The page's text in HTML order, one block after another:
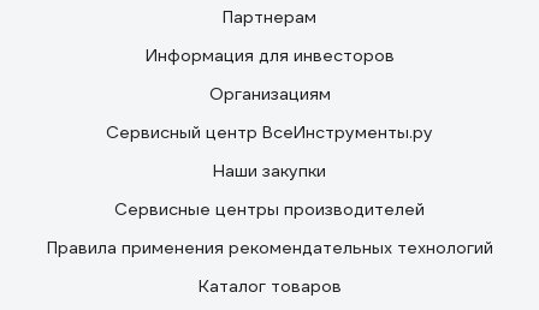
Партнерам
Информация для инвесторов
Организациям
Сервисный центр ВсеИнструменты.ру
Наши закупки
Сервисные центры производителей
Правила применения рекомендательных технологий
Каталог товаров